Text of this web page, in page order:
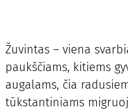
Žuvintas – viena
paukščiams, kitiems
augalams, čia
tūkstantiniams